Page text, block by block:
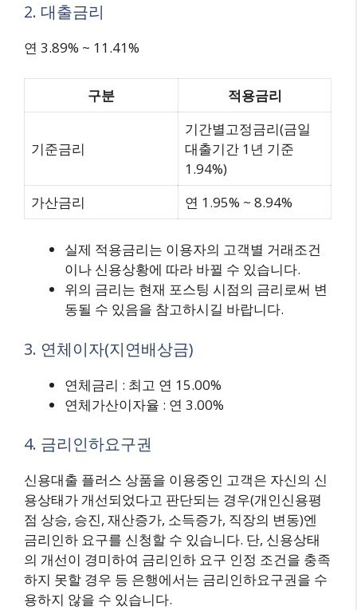
2. 대출금리
연 3.89% ~ 11.41%
구분 적용금리
기준금리
기간별고정금리(금일
대출기간 1년 기준
1.94%)
가산금리
연 1.95% ~ 8.94%
실제 적용금리는 이용자의 고객별 거래조건
이나 신용상황에 따라 바뀔 수 있습니다.
위의 금리는 현재 포스팅 시점의 금리로써 변
동될 수 있음을 참고하시길 바랍니다.
3. 연체이자(지연배상금)
연체금리 : 최고 연 15.00%
연체가산이자율 : 연 3.00%
4. 금리인하요구권
신용대출 플러스 상품을 이용중인 고객은 자신의 신
용상태가 개선되었다고 판단되는 경우(개인신용평
점 상승, 승진, 재산증가, 소득증가, 직장의 변동)엔
금리인하 요구를 신청할 수 있습니다. 단, 신용상태
의 개선이 경미하여 금리인하 요구 인정 조건을 충족
하지 못할 경우 등 은행에서는 금리인하요구권을 수
용하지 않을 수 있습니다.